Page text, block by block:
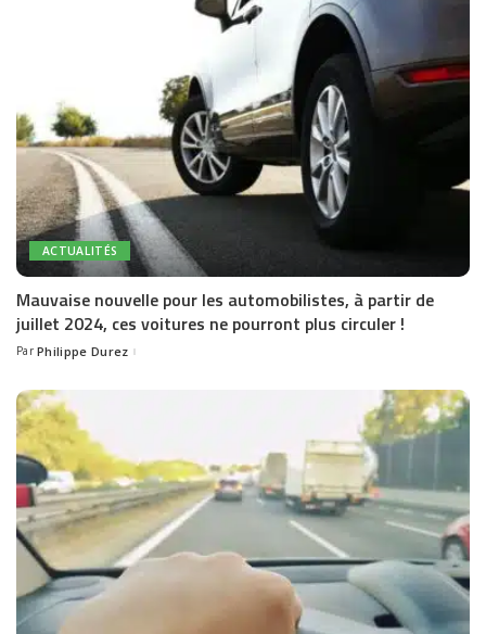
ACTUALITÉS
Mauvaise nouvelle pour les automobilistes, à partir de
juillet 2024, ces voitures ne pourront plus circuler !
Posted
Par Philippe Durez